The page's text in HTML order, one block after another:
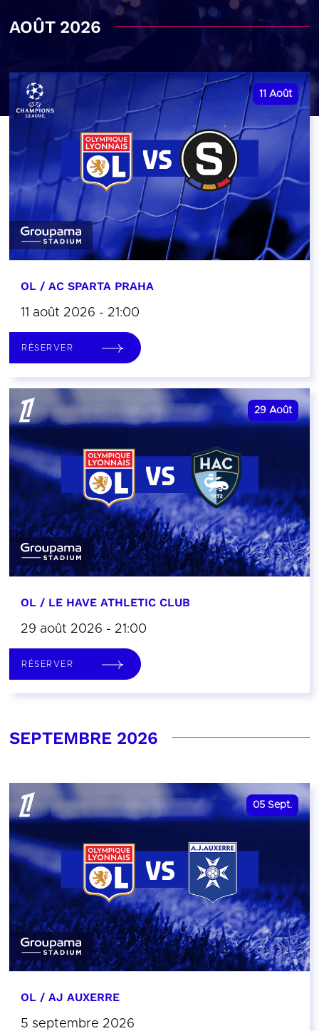
AOÛT 2026
11 Août
OL / AC SPARTA PRAHA
11 août 2026 - 21:00
RÉSERVER
29 Août
OL / LE HAVE ATHLETIC CLUB
29 août 2026 - 21:00
RÉSERVER
SEPTEMBRE 2026
05 Sept.
OL / AJ AUXERRE
5 septembre 2026